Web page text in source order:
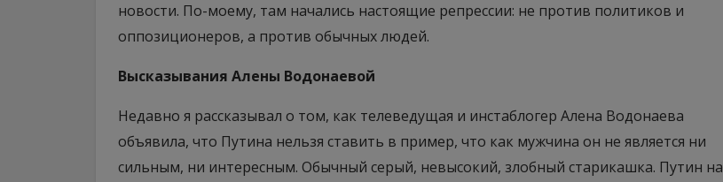
новости. По-моему, там начались настоящие репрессии: не против политиков и
оппозиционеров, а против обычных людей.
Высказывания Алены Водонаевой
Недавно я рассказывал о том, как телеведущая и инстаблогер Алена Водонаева
объявила, что Путина нельзя ставить в пример, что как мужчина он не является ни
сильным, ни интересным. Обычный серый, невысокий, злобный старикашка. Путин на